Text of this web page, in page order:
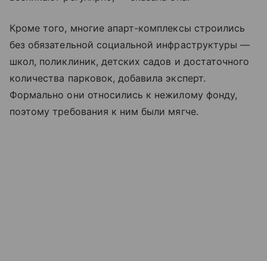
Кроме того, многие апарт-комплексы строились
без обязательной социальной инфраструктуры —
школ, поликлиник, детских садов и достаточного
количества парковок, добавила эксперт.
Формально они относились к нежилому фонду,
поэтому требования к ним были мягче.